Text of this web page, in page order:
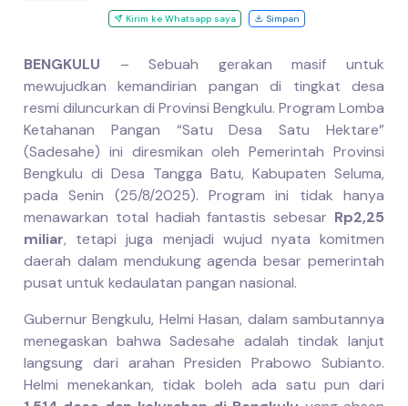
Kirim ke Whatsapp saya Simpan
BENGKULU – Sebuah gerakan masif untuk
mewujudkan kemandirian pangan di tingkat desa
resmi diluncurkan di Provinsi Bengkulu. Program Lomba
Ketahanan Pangan “Satu Desa Satu Hektare”
(Sadesahe) ini diresmikan oleh Pemerintah Provinsi
Bengkulu di Desa Tangga Batu, Kabupaten Seluma,
pada Senin (25/8/2025). Program ini tidak hanya
menawarkan total hadiah fantastis sebesar Rp2,25
miliar, tetapi juga menjadi wujud nyata komitmen
daerah dalam mendukung agenda besar pemerintah
pusat untuk kedaulatan pangan nasional.
Gubernur Bengkulu, Helmi Hasan, dalam sambutannya
menegaskan bahwa Sadesahe adalah tindak lanjut
langsung dari arahan Presiden Prabowo Subianto.
Helmi menekankan, tidak boleh ada satu pun dari